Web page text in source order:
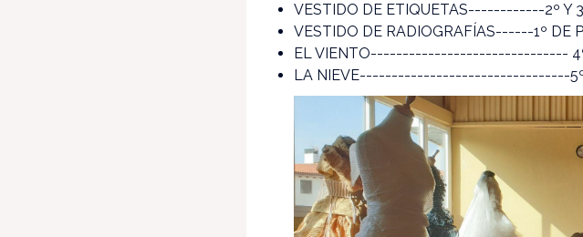
VESTIDO DE ETIQUETAS------------2º Y
VESTIDO DE RADIOGRAFÍAS------1º DE
EL VIENTO------------------------------- 4º
LA NIEVE---------------------------------5º